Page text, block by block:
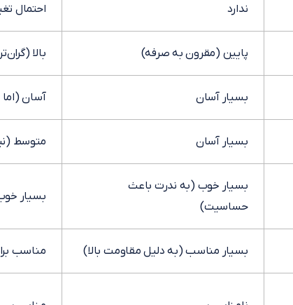
ندارد احتمال
پایین (مقرون به صرفه) بالا
بسیار آسان آسان
بسیار آسان متوسط
بسیار خوب (به ندرت باعث
حساسیت)
بسیار
بسیار مناسب (به دلیل مقاومت بالا) مناسب